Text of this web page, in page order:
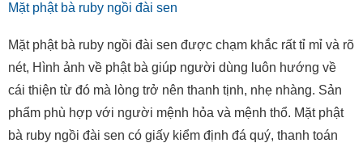
Mặt phật bà ruby ngồi đài sen
Mặt phật bà ruby ngồi đài sen được chạm khắc rất tỉ mỉ và rõ
nét, Hình ảnh về phật bà giúp người dùng luôn hướng về
cái thiện từ đó mà lòng trở nên thanh tịnh, nhẹ nhàng. Sản
phẩm phù hợp với người mệnh hỏa và mệnh thổ. Mặt phật
bà ruby ngồi đài sen có giấy kiểm định đá quý, thanh toán